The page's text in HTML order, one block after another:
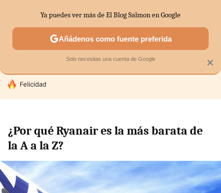
SECTORES ECONOMÍA DOMÉSTICA MERCADOS
HOY SE HABLA DE
Felicidad
¿Por qué Ryanair es la más barata de
la A a la Z?
×
Ya puedes ver más de El Blog Salmon en Google
Añádenos como fuente preferida
Solo necesitas una cuenta de Google